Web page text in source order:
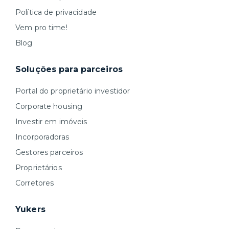
Política de privacidade
Vem pro time!
Blog
Soluções para parceiros
Portal do proprietário investidor
Corporate housing
Investir em imóveis
Incorporadoras
Gestores parceiros
Proprietários
Corretores
Yukers